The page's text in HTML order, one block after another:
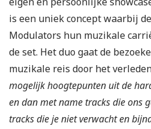
is een uniek concept waarbij
Modulators hun muzikale
de set. Het duo gaat de
muzikale reis door het
mogelijk hoogtepunten uit de
en dan met name tracks die ons
tracks die je niet verwacht en